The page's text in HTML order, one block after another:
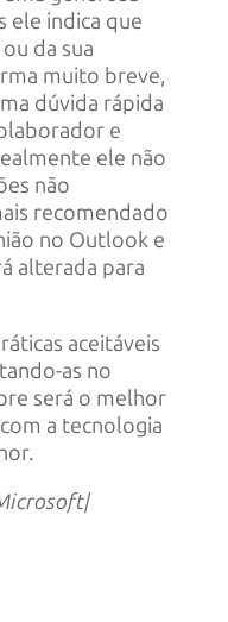
ele indica que
da sua
muito breve,
dúvida rápida
e
ele não
não
recomendado
no Outlook e
alterada para
aceitáveis
as no
será o melhor
a tecnologia